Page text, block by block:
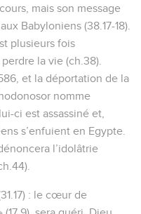
mais son message
Babyloniens (38.17-18).
plusieurs fois
la vie (ch.38).
et la déportation de la
nomme
ci est assassiné et,
s’enfuient en Egypte.
l’idolâtrie
: le cœur de